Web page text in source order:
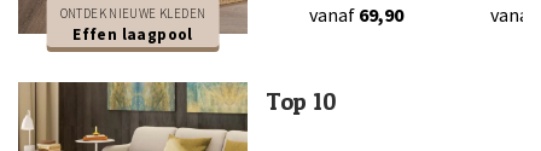
ONTDEK NIEUWE KLEDEN
Effen laagpool
vanaf 69,90 vanaf
Top 10